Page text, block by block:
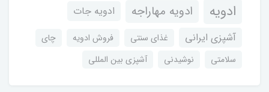
ادویه ادویه مهاراجه
ادویه جات
آشپزی ایرانی
غذای سنتی فروش ادویه
چای
سلامتی
نوشیدنی آشپزی بین المللی